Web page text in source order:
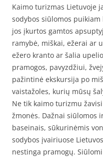
Kaimo turizmas Lietuvoje
sodybos siūlomos
jos įkurtos gamtos
ramybė, miškai, ežerai ar
ežero kranto ar šalia
pramogos, pavyzdžiui,
pažintinė ekskursija po
vaistažoles, kurių mūsų
Ne tik kaimo turizmu
žmonės. Dažnai siūlomos
baseinais, sūkurinėmis
sodybos įvairiuose
nestinga pramogų.